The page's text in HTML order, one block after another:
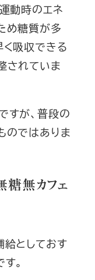
動時のエネ
め糖質が多
吸収できる
されていま
すが、普段の
のではありま
糖無カフェ
給としておす
。